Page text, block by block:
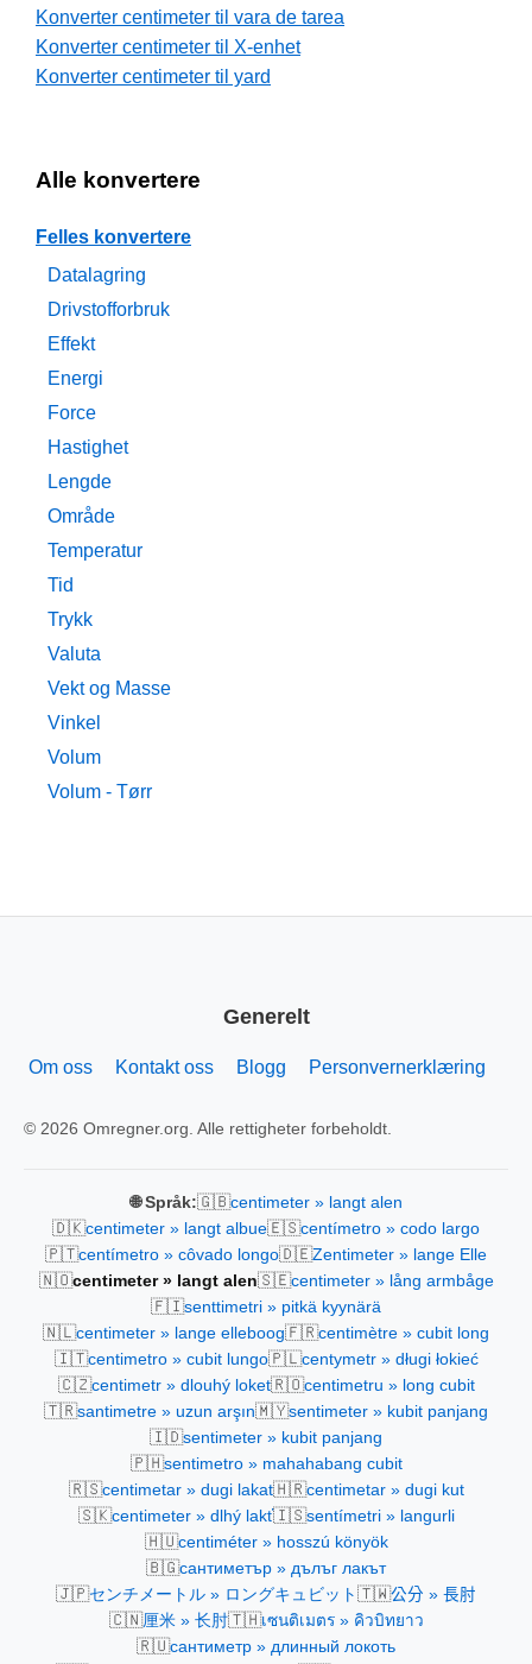
Konverter centimeter til vara de tarea
Konverter centimeter til X-enhet
Konverter centimeter til yard
Alle konvertere
Felles konvertere
Datalagring
Drivstofforbruk
Effekt
Energi
Force
Hastighet
Lengde
Område
Temperatur
Tid
Trykk
Valuta
Vekt og Masse
Vinkel
Volum
Volum - Tørr
Generelt
Om oss Kontakt oss Blogg Personvernerklæring
© 2026 Omregner.org. Alle rettigheter forbeholdt.
🌐 Språk:🇬🇧centimeter » langt alen
🇩🇰centimeter » langt albue🇪🇸centímetro » codo largo
🇵🇹centímetro » côvado longo🇩🇪Zentimeter » lange Elle
🇳🇴centimeter » langt alen🇸🇪centimeter » lång armbåge
🇫🇮senttimetri » pitkä kyynärä
🇳🇱centimeter » lange elleboog🇫🇷centimètre » cubit long
🇮🇹centimetro » cubit lungo🇵🇱centymetr » długi łokieć
🇨🇿centimetr » dlouhý loket🇷🇴centimetru » long cubit
🇹🇷santimetre » uzun arşın🇲🇾sentimeter » kubit panjang
🇮🇩sentimeter » kubit panjang
🇵🇭sentimetro » mahahabang cubit
🇷🇸centimetar » dugi lakat🇭🇷centimetar » dugi kut
🇸🇰centimeter » dlhý lakť🇮🇸sentímetri » langurli
🇭🇺centiméter » hosszú könyök
🇧🇬сантиметър » дълъг лакът
🇯🇵センチメートル » ロングキュビット 🇹🇼公分 » 長肘
🇨🇳厘米 » 长肘🇹🇭เซนติเมตร » คิวบิทยาว
🇷🇺сантиметр » длинный локоть